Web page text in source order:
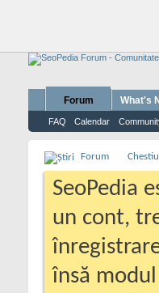
Forum
FAQ Calendar
What's
Forum
SeoPedia
un cont,
însă